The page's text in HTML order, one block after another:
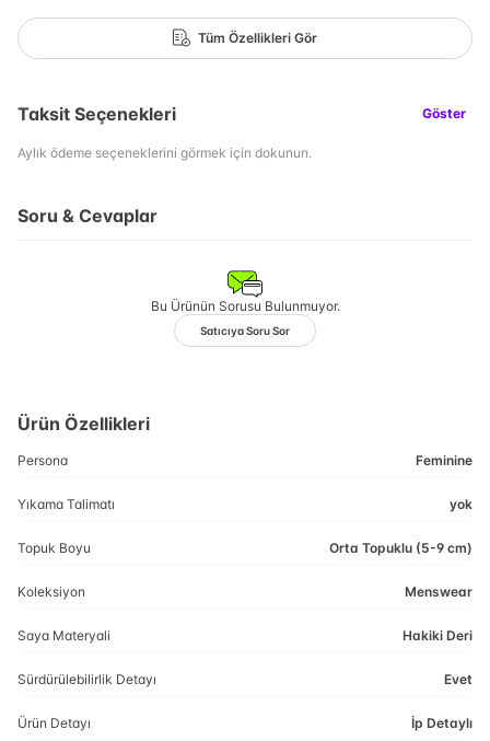
Tüm Özellikleri Gör
Taksit Seçenekleri Göster
Aylık ödeme seçeneklerini görmek için dokunun.
Soru & Cevaplar
Bu Ürünün Sorusu Bulunmuyor.
Satıcıya Soru Sor
Ürün Özellikleri
Persona Feminine
Yıkama Talimatı yok
Topuk Boyu Orta Topuklu (5-9 cm)
Koleksiyon Menswear
Saya Materyali Hakiki Deri
Sürdürülebilirlik Detayı Evet
Ürün Detayı İp Detaylı